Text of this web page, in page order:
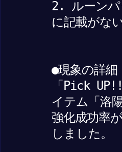
2. ルーンパ
に記載がな
●現象の詳細
「Pick
イテム「洛
強化成功率
しました。